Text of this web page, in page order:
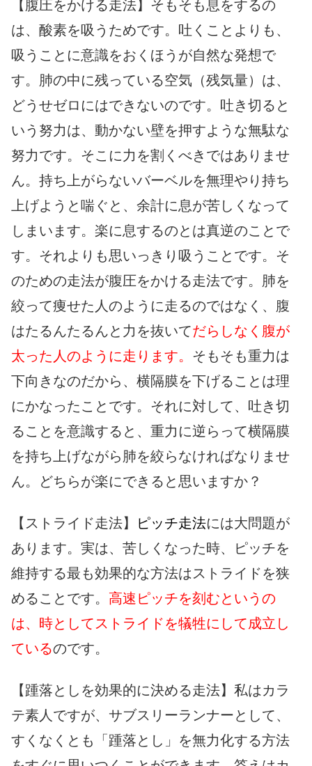
【腹圧をかける走法】そもそも息をするの
は、酸素を吸うためです。吐くことよりも、
吸うことに意識をおくほうが自然な発想で
す。肺の中に残っている空気（残気量）は、
どうせゼロにはできないのです。吐き切ると
いう努力は、動かない壁を押すような無駄な
努力です。そこに力を割くべきではありませ
ん。持ち上がらないバーベルを無理やり持ち
上げようと喘ぐと、余計に息が苦しくなって
しまいます。楽に息するのとは真逆のことで
す。それよりも思いっきり吸うことです。そ
のための走法が腹圧をかける走法です。肺を
絞って痩せた人のように走るのではなく、腹
はたるんたるんと力を抜いてだらしなく腹が
太った人のように走ります。 そもそも重力は
下向きなのだから、横隔膜を下げることは理
にかなったことです。それに対して、吐き切
ることを意識すると、重力に逆らって横隔膜
を持ち上げながら肺を絞らなければなりませ
ん。どちらが楽にできると思いますか？
【ストライド走法】 ピッチ走法には大問題が
あります。実は、苦しくなった時、ピッチを
維持する最も効果的な方法はストライドを狭
めることです。 高速ピッチを刻むというの
は、時としてストライドを犠牲にして成立し
ているのです。
【踵落としを効果的に決める走法】私はカラ
テ素人ですが、サブスリーランナーとして、
すくなくとも「踵落とし」を無力化する方法